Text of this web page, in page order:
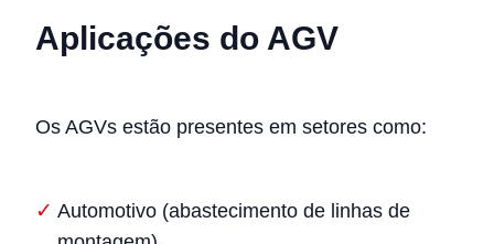
Aplicações do AGV
Os AGVs estão presentes em setores como:
Automotivo (abastecimento de linhas de